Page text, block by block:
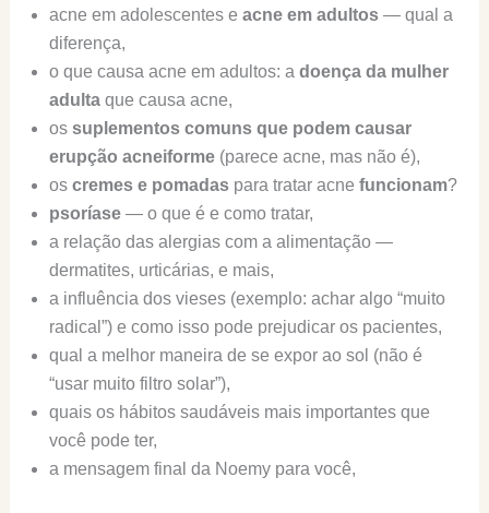
acne em adolescentes e acne em adultos— qual a
diferença,
o que causa acne em adultos: a doença da mulher
adultaque causa acne,
os suplementos comuns que podem causar
erupção acneiforme(parece acne, mas não é),
os cremes e pomadaspara tratar acne funcionam?
psoríase— o que é e como tratar,
a relação das alergias com a alimentação —
dermatites, urticárias, e mais,
a influência dos vieses (exemplo: achar algo “muito
radical”) e como isso pode prejudicar os pacientes,
qual a melhor maneira de se expor ao sol (não é
“usar muito filtro solar”),
quais os hábitos saudáveis mais importantes que
você pode ter,
a mensagem final da Noemy para você,